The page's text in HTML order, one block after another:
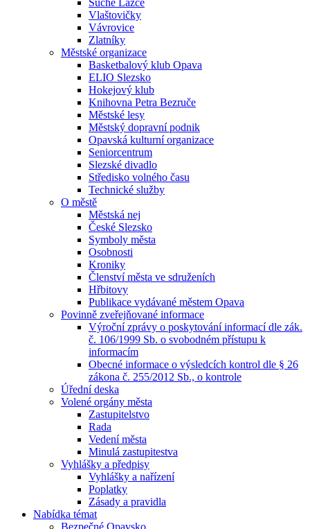
Suché Lazce
Vlaštovičky
Vávrovice
Zlatníky
Městské organizace
Basketbalový klub Opava
ELIO Slezsko
Hokejový klub
Knihovna Petra Bezruče
Městské lesy
Městský dopravní podnik
Opavská kulturní organizace
Seniorcentrum
Slezské divadlo
Středisko volného času
Technické služby
O městě
Městská nej
České Slezsko
Symboly města
Osobnosti
Kroniky
Členství města ve sdruženích
Hřbitovy
Publikace vydávané městem Opava
Povinně zveřejňované informace
Výroční zprávy o poskytování informací dle zák.
č. 106/1999 Sb. o svobodném přístupu k
informacím
Obecné informace o výsledcích kontrol dle § 26
zákona č. 255/2012 Sb., o kontrole
Úřední deska
Volené orgány města
Zastupitelstvo
Rada
Vedení města
Minulá zastupitestva
Vyhlášky a předpisy
Vyhlášky a nařízení
Poplatky
Zásady a pravidla
Nabídka témat